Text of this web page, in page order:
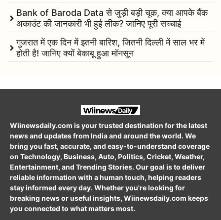
Bank of Baroda Data से जुड़ी बड़ी चूक, क्या आपके बैंक
अकाउंट की जानकारी भी हुई लीक? जानिए पूरी सच्चाई
गुजरात में एक दिन में इतनी बारिश, जितनी दिल्ली में साल भर में
होती है! जानिए क्यों बेकाबू हुआ मॉनसून
Wiinewsdaily.com is your trusted destination for the latest
news and updates from India and around the world. We
bring you fast, accurate, and easy-to-understand coverage
on Technology, Business, Auto, Politics, Cricket, Weather,
Entertainment, and Trending Stories. Our goal is to deliver
reliable information with a human touch, helping readers
stay informed every day. Whether you're looking for
breaking news or useful insights, Wiinewsdaily.com keeps
you connected to what matters most.